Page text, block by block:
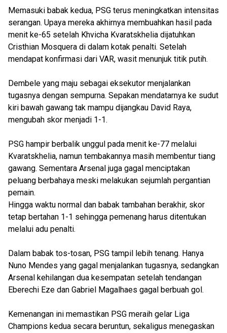
Memasuki babak kedua, PSG terus meningkatkan intensitas
serangan. Upaya mereka akhirnya membuahkan hasil pada
menit ke-65 setelah Khvicha Kvaratskhelia dijatuhkan
Cristhian Mosquera di dalam kotak penalti. Setelah
mendapat konfirmasi dari VAR, wasit menunjuk titik putih.
Dembele yang maju sebagai eksekutor menjalankan
tugasnya dengan sempurna. Sepakan mendatarnya ke sudut
kiri bawah gawang tak mampu dijangkau David Raya,
mengubah skor menjadi 1-1.
PSG hampir berbalik unggul pada menit ke-77 melalui
Kvaratskhelia, namun tembakannya masih membentur tiang
gawang. Sementara Arsenal juga gagal menciptakan
peluang berbahaya meski melakukan sejumlah pergantian
pemain.
Hingga waktu normal dan babak tambahan berakhir, skor
tetap bertahan 1-1 sehingga pemenang harus ditentukan
melalui adu penalti.
Dalam babak tos-tosan, PSG tampil lebih tenang. Hanya
Nuno Mendes yang gagal menjalankan tugasnya, sedangkan
Arsenal kehilangan dua kesempatan setelah tendangan
Eberechi Eze dan Gabriel Magalhaes gagal berbuah gol.
Kemenangan ini memastikan PSG meraih gelar Liga
Champions kedua secara beruntun, sekaligus menegaskan